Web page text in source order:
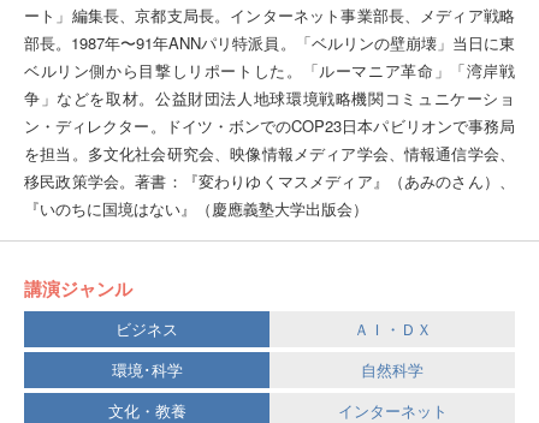
ート」編集長、京都支局長。インターネット事業部長、メディア戦略
部長。1987年〜91年ANNパリ特派員。「ベルリンの壁崩壊」当日に東
ベルリン側から目撃しリポートした。「ルーマニア革命」「湾岸戦
争」などを取材。公益財団法人地球環境戦略機関コミュニケーショ
ン・ディレクター。ドイツ・ボンでのCOP23日本パビリオンで事務局
を担当。多文化社会研究会、映像情報メディア学会、情報通信学会、
移民政策学会。著書：『変わりゆくマスメディア』（あみのさん）、
『いのちに国境はない』（慶應義塾大学出版会）
講演ジャンル
ビジネス
ＡＩ・ＤＸ
環境･科学
自然科学
文化・教養
インターネット